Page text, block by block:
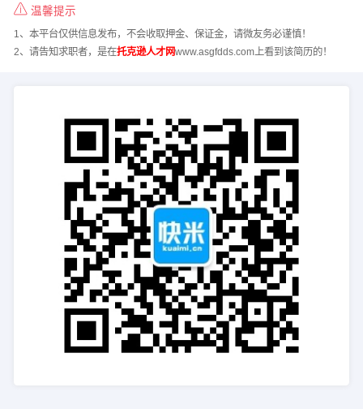
温馨提示
1、本平台仅供信息发布，不会收取押金、保证金，请微友务必谨慎！
2、请告知求职者，是在托克逊人才网www.asgfdds.com上看到该简历的！